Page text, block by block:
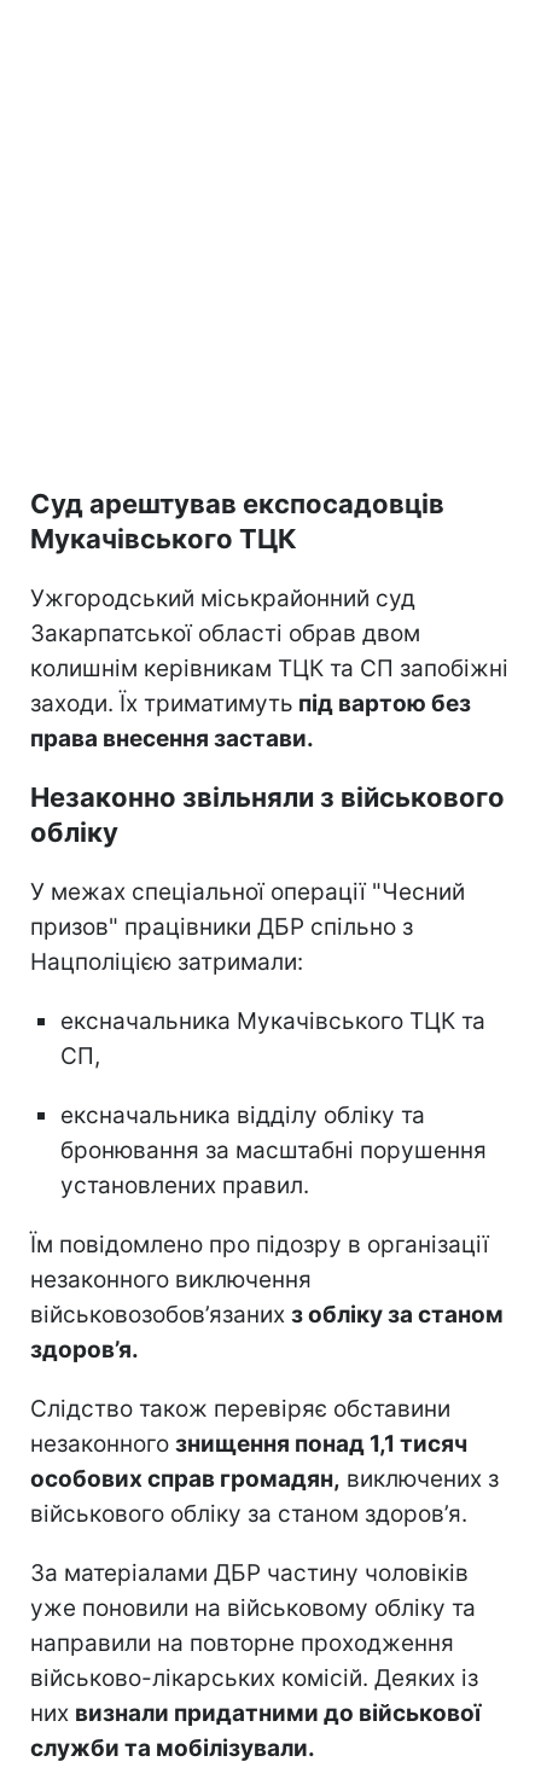
Суд арештував експосадовців
Мукачівського ТЦК
Ужгородський міськрайонний суд
Закарпатської області обрав двом
колишнім керівникам ТЦК та СП запобіжні
заходи. Їх триматимуть під вартою без
права внесення застави.
Незаконно звільняли з військового
обліку
У межах спеціальної операції "Чесний
призов" працівники ДБР спільно з
Нацполіцією затримали:
ексначальника Мукачівського ТЦК та
СП,
ексначальника відділу обліку та
бронювання за масштабні порушення
установлених правил.
Їм повідомлено про підозру в організації
незаконного виключення
військовозобов’язаних з обліку за станом
здоров’я.
Слідство також перевіряє обставини
незаконного знищення понад 1,1 тисяч
особових справ громадян, виключених з
військового обліку за станом здоров’я.
За матеріалами ДБР частину чоловіків
уже поновили на військовому обліку та
направили на повторне проходження
військово-лікарських комісій. Деяких із
них визнали придатними до військової
служби та мобілізували.